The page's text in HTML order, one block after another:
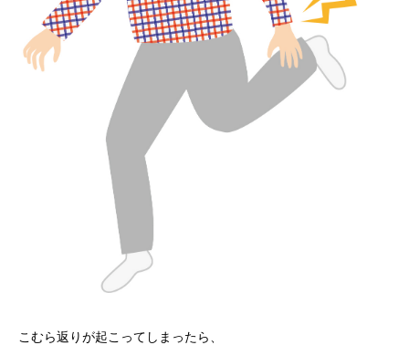
こむら返りが起こってしまったら、